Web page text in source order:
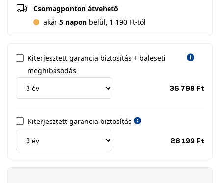
Csomagponton átvehető
akár 5 napon belül, 1 190 Ft-tól
Kiterjesztett garancia biztosítás + baleseti
meghibásodás
35 799 Ft
Kiterjesztett garancia biztosítás
28 199 Ft